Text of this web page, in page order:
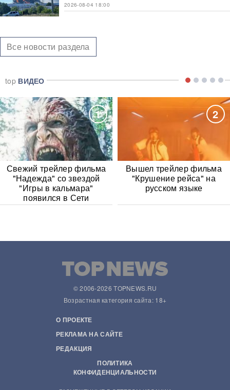
2026-08-04 18:00
Все новости раздела
top ВИДЕО
1
Свежий трейлер фильма
"Надежда" со звездой
"Игры в кальмара"
появился в Сети
2
Вышел трейлер фильма
"Крушение рейса" на
русском языке
© 2006-2026 TOPNEWS.RU
Возрастная категория сайта: 18+
О ПРОЕКТЕ
РЕКЛАМА НА САЙТЕ
РЕДАКЦИЯ
ПОЛИТИКА
КОНФИДЕНЦИАЛЬНОСТИ